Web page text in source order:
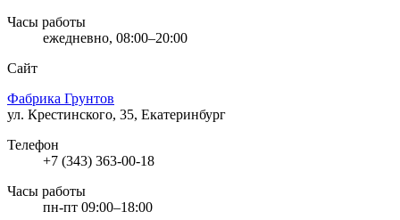
Часы работы
ежедневно, 08:00–20:00
Сайт
Фабрика Грунтов
ул. Крестинского, 35, Екатеринбург
Телефон
+7 (343) 363-00-18
Часы работы
пн-пт 09:00–18:00